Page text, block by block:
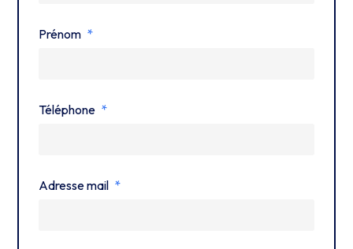
Prénom
Téléphone
Adresse mail